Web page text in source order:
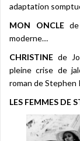
adaptation
MON ONCLEde
moderne…
CHRISTINE de
pleine crise de
roman de Stephen
LES FEMMES DE